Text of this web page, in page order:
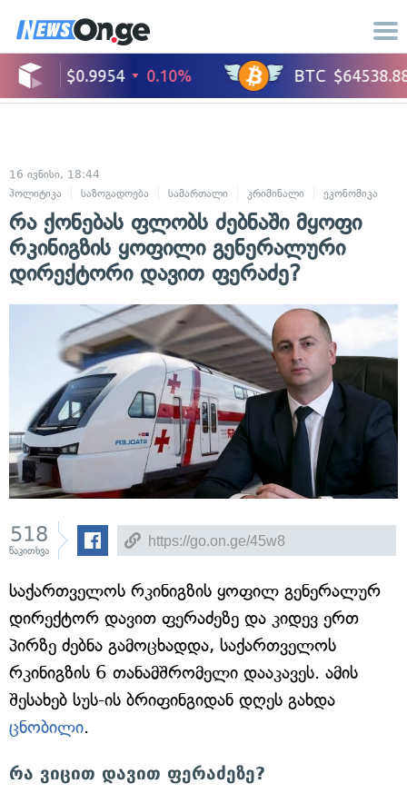
16 ივნისი, 18:44
პოლიტიკა
საზოგადოება სამართალი კრიმინალი ეკონომიკა
რა ქონებას ფლობს ძებნაში მყოფი
რკინიგზის ყოფილი გენერალური
დირექტორი დავით ფერაძე?
518
წაკითხვა
საქართველოს რკინიგზის ყოფილ გენერალურ
დირექტორ დავით ფერაძეზე და კიდევ ერთ
პირზე ძებნა გამოცხადდა, საქართველოს
რკინიგზის 6 თანამშრომელი დააკავეს. ამის
შესახებ სუს-ის ბრიფინგიდან დღეს გახდა
ცნობილი.
რა ვიცით დავით ფერაძეზე?